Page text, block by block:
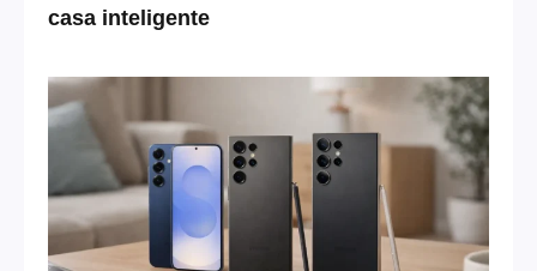
casa inteligente